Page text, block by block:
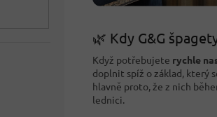
🌿 Kdy G&G
Když potřebujete rychle
doplnit spíž o základ, který
hlavně proto, že z nich
lednici.